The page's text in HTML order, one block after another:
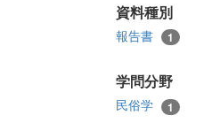
資料種別
報告書 1
学問分野
民俗学 1